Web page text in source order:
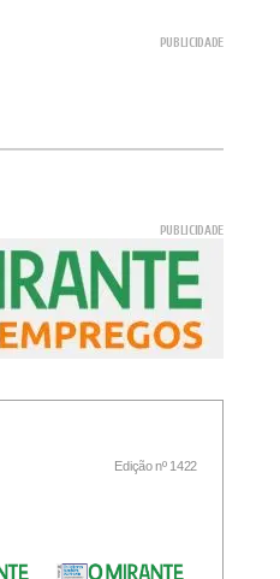
Edição nº 1422